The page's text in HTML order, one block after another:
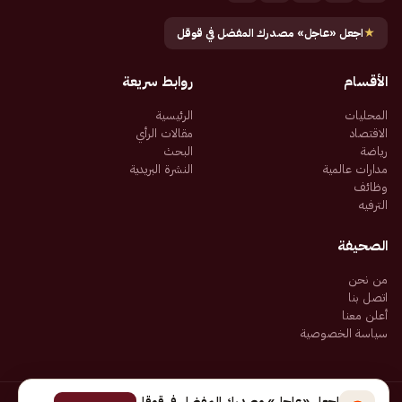
★اجعل «عاجل» مصدرك المفضل في قوقل
الأقسام
المحليات
الاقتصاد
رياضة
مدارات عالمية
وظائف
الترفيه
روابط سريعة
الرئيسية
مقالات الرأي
البحث
النشرة البريدية
الصحيفة
من نحن
اتصل بنا
أعلن معنا
سياسة الخصوصية